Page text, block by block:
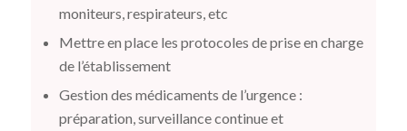
moniteurs, respirateurs, etc
Mettre en place les protocoles de prise en charge
de l’établissement
Gestion des médicaments de l’urgence :
préparation, surveillance continue et